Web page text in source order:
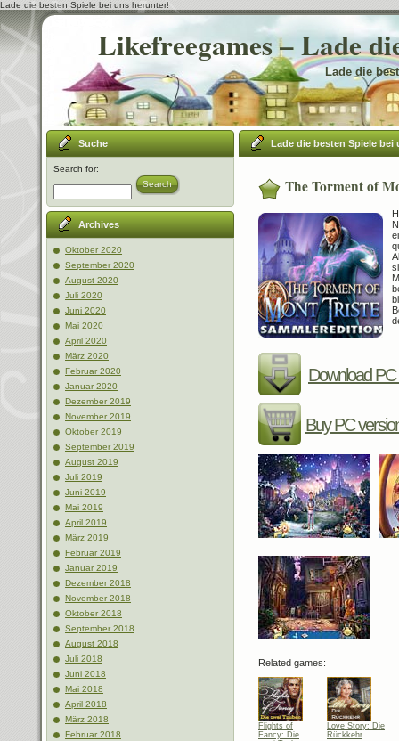
Lade die besten Spiele bei uns herunter!
Likefreegames – Lade
Lade die
Suche
Search for:
Search
Archives
Oktober 2020
September 2020
August 2020
Juli 2020
Juni 2020
Mai 2020
April 2020
März 2020
Februar 2020
Januar 2020
Dezember 2019
November 2019
Oktober 2019
September 2019
August 2019
Juli 2019
Juni 2019
Mai 2019
April 2019
März 2019
Februar 2019
Januar 2019
Dezember 2018
November 2018
Oktober 2018
September 2018
August 2018
Juli 2018
Juni 2018
Mai 2018
April 2018
März 2018
Februar 2018
Lade die besten Spiele bei
The Torment of
Download PC
Buy PC
Related games:
Flights of
Fancy: Die
Love Story: Die
Rückkehr